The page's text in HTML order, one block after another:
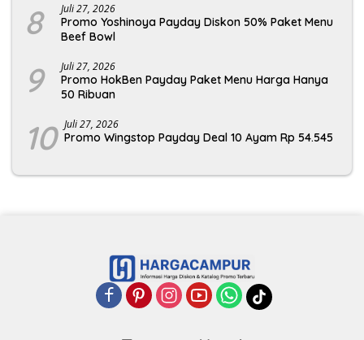
8 Juli 27, 2026
Promo Yoshinoya Payday Diskon 50% Paket Menu
Beef Bowl
9 Juli 27, 2026
Promo HokBen Payday Paket Menu Harga Hanya
50 Ribuan
10 Juli 27, 2026
Promo Wingstop Payday Deal 10 Ayam Rp 54.545